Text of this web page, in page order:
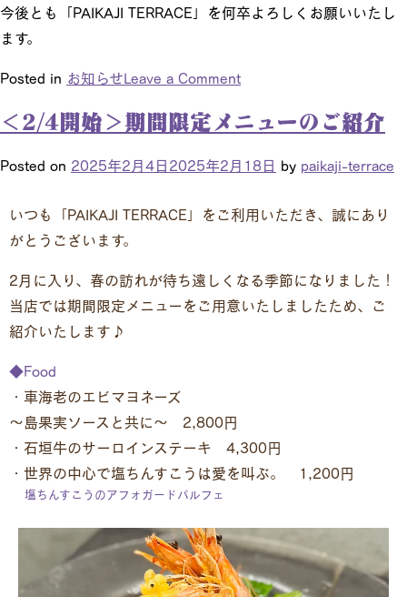
今後とも「PAIKAJI TERRACE」を何卒よろしくお願いいたし
ます。
Posted in お知らせLeave a Comment
＜2/4開始＞期間限定メニューのご紹介
Posted on 2025年2月4日 2025年2月18日 by paikaji-terrace
いつも「PAIKAJI TERRACE」をご利用いただき、誠にあり
がとうございます。
2月に入り、春の訪れが待ち遠しくなる季節になりました！
当店では期間限定メニューをご用意いたしましたため、ご
紹介いたします♪
◆Food
・車海老のエビマヨネーズ
～島果実ソースと共に～ 2,800円
・石垣牛のサーロインステーキ 4,300円
・世界の中心で塩ちんすこうは愛を叫ぶ。 1,200円
塩ちんすこうのアフォガードパルフェ